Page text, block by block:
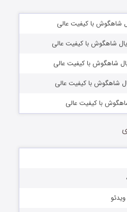
شاهگوش با کیفیت عالی
شاهگوش با کیفیت عالی
شاهگوش با کیفیت عالی
شاهگوش با کیفیت عالی
با کیفیت عالی